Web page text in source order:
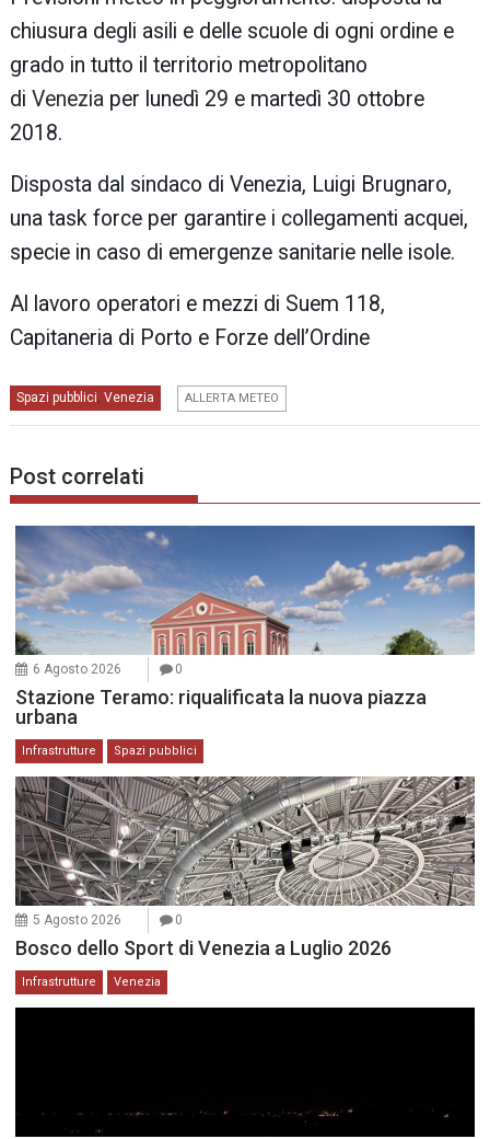
re
chiusura degli asili e delle scuole di ogni ordine e
grado in tutto il territorio metropolitano
diVenezia per lunedì 29 e martedì 30 ottobre
2018.
Disposta dal sindaco di Venezia, Luigi Brugnaro,
una task force per garantire i collegamenti acquei,
specie in caso di emergenze sanitarie nelle isole.
Al lavoro operatori e mezzi di Suem 118,
Capitaneria di Porto e Forze dell’Ordine
Spazi pubblici,Venezia ALLERTA METEO
Post correlati
6 Agosto 2026 0
Stazione Teramo: riqualificata la nuova piazza
urbana
Infrastrutture Spazi pubblici
5 Agosto 2026 0
Bosco dello Sport di Venezia a Luglio 2026
Infrastrutture Venezia